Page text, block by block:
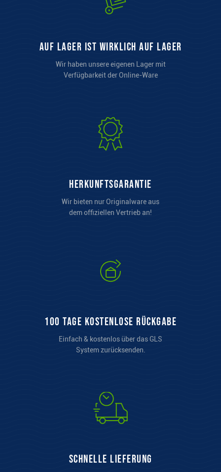
auf Lager ist wirklich auf Lager
Wir haben unsere eigenen Lager mit
Verfügbarkeit der Online-Ware
Herkunftsgarantie
Wir bieten nur Originalware aus
dem offiziellen Vertrieb an!
100 Tage kostenlose Rückgabe
Einfach & kostenlos über das GLS
System zurücksenden.
Schnelle Lieferung